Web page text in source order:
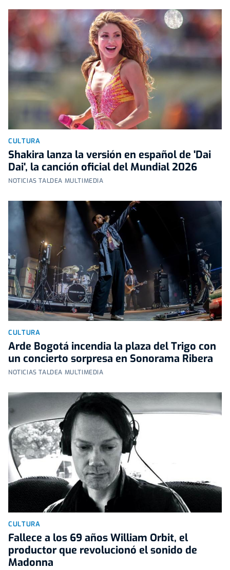
CULTURA
Shakira lanza la versión en español de 'Dai
Dai', la canción oficial del Mundial 2026
NOTICIAS TALDEA MULTIMEDIA
CULTURA
Arde Bogotá incendia la plaza del Trigo con
un concierto sorpresa en Sonorama Ribera
NOTICIAS TALDEA MULTIMEDIA
CULTURA
Fallece a los 69 años William Orbit, el
productor que revolucionó el sonido de
Madonna